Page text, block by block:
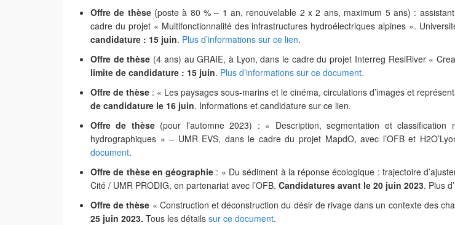
Offre de thèse(poste à 80 % – 1 an, renouvelable 2 x 2 ans, maximum 5 ans) :
cadre du projet « Multifonctionnalité des infrastructures hydroélectriques alpines ».
candidature : 15 juin. Plus d’informations sur ce lien.
Offre de thèse (4 ans) au GRAIE, à Lyon, dans le cadre du projet Interreg ResiRiver «
limite de candidature : 15 juin. Plus d’informations sur ce document.
Offre de thèse : « Les paysages sous-marins et le cinéma, circulations d’images et
de candidature le 16 juin. Informations et candidature sur ce lien.
Offre de thèse (pour l’automne 2023) : « Description, segmentation et
hydrographiques » – UMR EVS, dans le cadre du projet MapdO, avec l’OFB et
document.
Offre de thèse en géographie : « Du sédiment à la réponse écologique : trajectoire
Cité / UMR PRODIG, en partenariat avec l’OFB. Candidatures avant le 20 juin 2023. Plus
Offre de thèse « Construction et déconstruction du désir de rivage dans un contexte des
25 juin 2023. Tous les détails sur ce document.